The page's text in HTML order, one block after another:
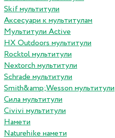
Skif мультитули
Аксесуари к мультитулам
Мультитули Active
HX Outdoors мультитули
Rocktol мультитули
Nextorch мультитули
Schrade мультитули
Smith&amp;Wesson мультитули
Сила мультитули
Civivi мультитули
Намети
Naturehike намети